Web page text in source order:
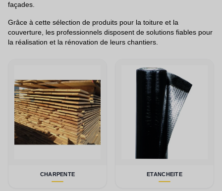
façades.
Grâce à cette sélection de produits pour la toiture et la
couverture, les professionnels disposent de solutions fiables pour
la réalisation et la rénovation de leurs chantiers.
CHARPENTE ETANCHEITE